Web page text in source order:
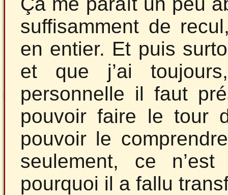
suffisamment de
en entier. Et puis
et que j’ai
personnelle il faut
pouvoir faire le tour
pouvoir le
seulement, ce
pourquoi il a fallu